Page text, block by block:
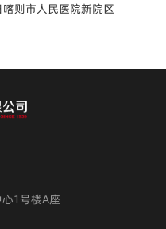
喀则市人民医院新院区
1号楼A座